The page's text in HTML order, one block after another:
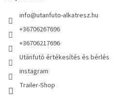
info@utanfuto-alkatresz.hu
+36706267696
+36706217696
Utánfutó értékesítés és bérlés
instagram
Trailer-Shop